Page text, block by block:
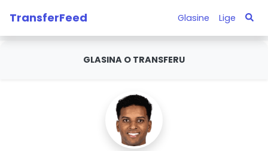
TransferFeed Glasine Lige
GLASINA O TRANSFERU